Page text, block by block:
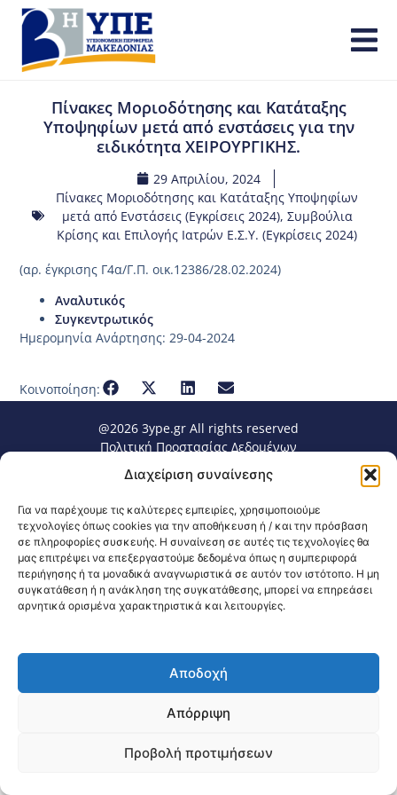
Διαχείριση συναίνεσης
Για να παρέχουμε τις καλύτερες εμπειρίες, χρησιμοποιούμε
τεχνολογίες όπως cookies για την αποθήκευση ή / και την πρόσβαση
σε πληροφορίες συσκευής. Η συναίνεση σε αυτές τις τεχνολογίες θα
μας επιτρέψει να επεξεργαστούμε δεδομένα όπως η συμπεριφορά
περιήγησης ή τα μοναδικά αναγνωριστικά σε αυτόν τον ιστότοπο. Η μη
συγκατάθεση ή η ανάκληση της συγκατάθεσης, μπορεί να επηρεάσει
αρνητικά ορισμένα χαρακτηριστικά και λειτουργίες.
Αποδοχή
Απόρριψη
Προβολή προτιμήσεων
Πίνακες Μοριοδότησης και Κατάταξης
Υποψηφίων μετά από ενστάσεις για την
ειδικότητα ΧΕΙΡΟΥΡΓΙΚΗΣ.
29 Απριλίου, 2024
Πίνακες Μοριοδότησης και Κατάταξης Υποψηφίων
μετά από Ενστάσεις (Εγκρίσεις 2024), Συμβούλια
Κρίσης και Επιλογής Ιατρών Ε.Σ.Υ. (Εγκρίσεις 2024)
(αρ. έγκρισης Γ4α/Γ.Π. οικ.12386/28.02.2024)
Αναλυτικός
Συγκεντρωτικός
Ημερομηνία Ανάρτησης: 29-04-2024
Κοινοποίηση:
@2026 3ype.gr All rights reserved
Πολιτική Προστασίας Δεδομένων
Θεσσαλονίκη, Ελλάδα
Τηλ: +30 2311 226 200
email: 3ype@3ype.gr
Page Visits:
Website Visits: 1591946